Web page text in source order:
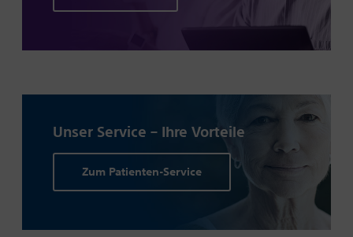
Unser Service – Ihre Vorteile
Zum Patienten-Service